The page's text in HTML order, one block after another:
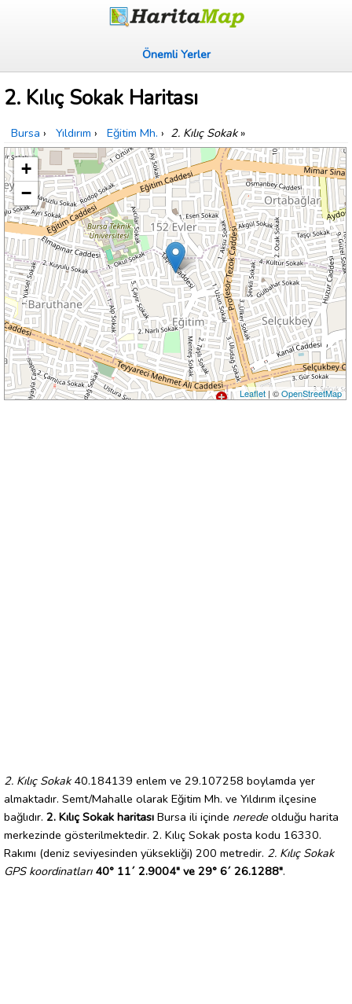
Önemli Yerler
2. Kılıç Sokak Haritası
Bursa › Yıldırım › Eğitim Mh. › 2. Kılıç Sokak»
+
−
Leaflet| ©OpenStreetMap
2. Kılıç Sokak40.184139 enlem ve 29.107258 boylamda yer
almaktadır. Semt/Mahalle olarak Eğitim Mh. ve Yıldırım ilçesine
bağlıdır. 2. Kılıç Sokak haritası Bursa ili içinde nerede olduğu harita
merkezinde gösterilmektedir. 2. Kılıç Sokak posta kodu 16330.
Rakımı (deniz seviyesinden yüksekliği) 200 metredir. 2. Kılıç Sokak
GPS koordinatları 40° 11´ 2.9004" ve 29° 6´ 26.1288".